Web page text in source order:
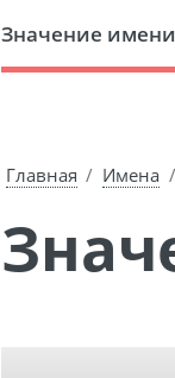
Значение имени
Главная Имена